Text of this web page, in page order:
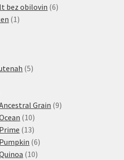
produktů
bez obilovin 66
1 1
55
Grain 99
1010
produktů
1313
produktů
66
1010